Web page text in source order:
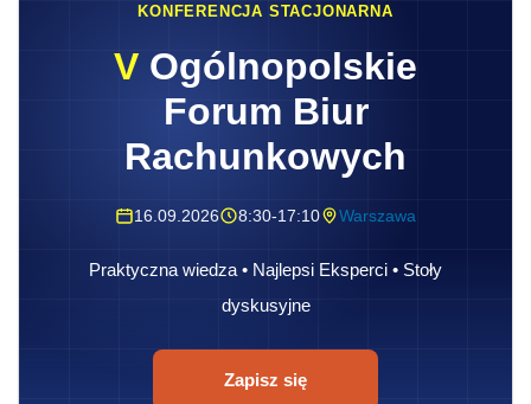
KONFERENCJA STACJONARNA
V Ogólnopolskie
Forum Biur
Rachunkowych
16.09.2026 8:30-17:10 Warszawa
Praktyczna wiedza • Najlepsi Eksperci • Stoły
dyskusyjne
Zapisz się